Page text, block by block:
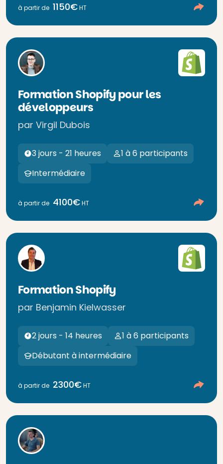
à partir de 1150€HT
Formation Shopify pour les
développeurs
par Virgil Dubois
3 jours - 21 heures
1 à 6 participants
Intermédiaire
à partir de 4100€HT
Formation Shopify
par Benjamin Kielwasser
2 jours - 14 heures
1 à 6 participants
Débutant à intermédiaire
à partir de 2300€HT